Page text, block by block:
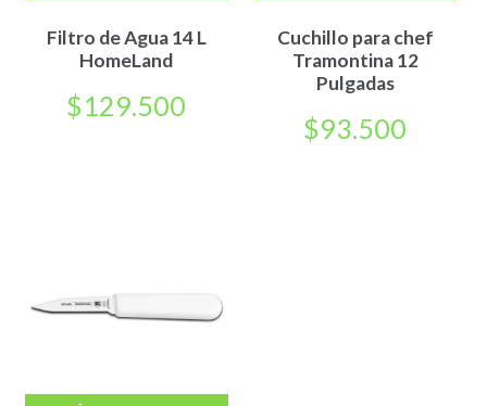
Filtro de Agua 14 L
HomeLand
$129.500
Cuchillo para chef
Tramontina 12
Pulgadas
$93.500